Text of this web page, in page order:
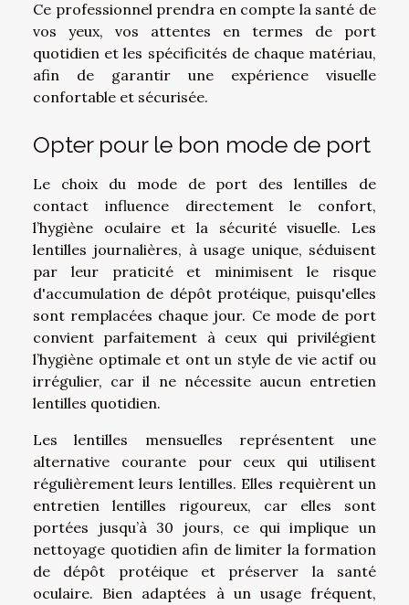
Ce professionnel prendra en compte la santé de
vos yeux, vos attentes en termes de port
quotidien et les spécificités de chaque matériau,
afin de garantir une expérience visuelle
confortable et sécurisée.
Opter pour le bon mode de port
Le choix du mode de port des lentilles de
contact influence directement le confort,
l’hygiène oculaire et la sécurité visuelle. Les
lentilles journalières, à usage unique, séduisent
par leur praticité et minimisent le risque
d'accumulation de dépôt protéique, puisqu'elles
sont remplacées chaque jour. Ce mode de port
convient parfaitement à ceux qui privilégient
l’hygiène optimale et ont un style de vie actif ou
irrégulier, car il ne nécessite aucun entretien
lentilles quotidien.
Les lentilles mensuelles représentent une
alternative courante pour ceux qui utilisent
régulièrement leurs lentilles. Elles requièrent un
entretien lentilles rigoureux, car elles sont
portées jusqu’à 30 jours, ce qui implique un
nettoyage quotidien afin de limiter la formation
de dépôt protéique et préserver la santé
oculaire. Bien adaptées à un usage fréquent,